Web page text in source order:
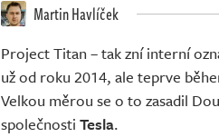
Martin Havlíček
Project Titan – tak zní interní
už od roku 2014, ale teprve
Velkou měrou se o to zasadil
společnosti Tesla.